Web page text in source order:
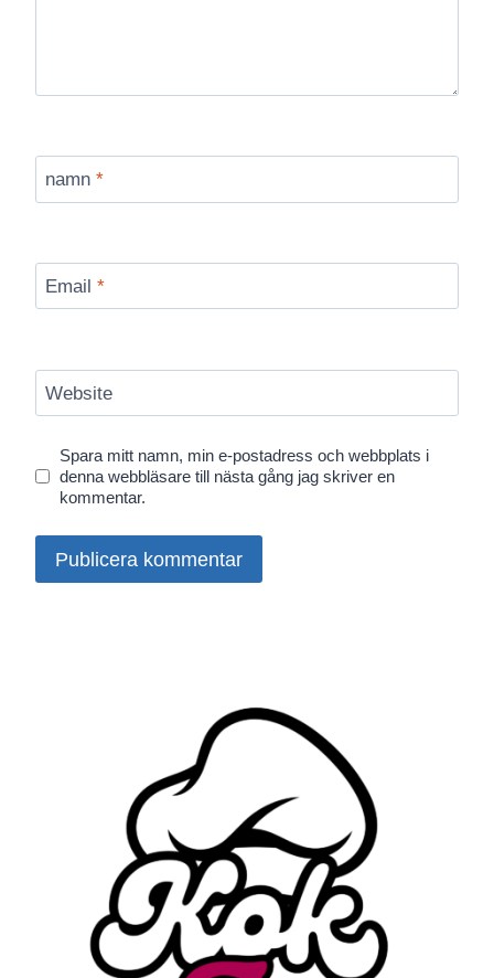
namn *
Email *
Website
Spara mitt namn, min e-postadress och webbplats i
denna webbläsare till nästa gång jag skriver en
kommentar.